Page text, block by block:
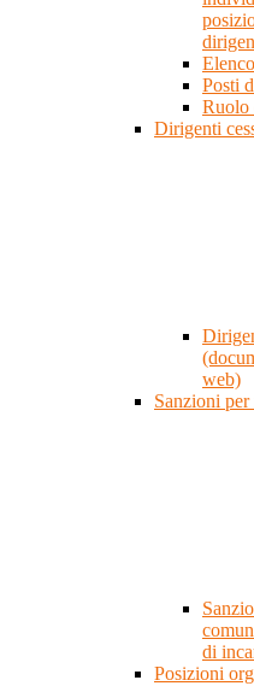
Posti
Ruolo
Dirigenti
web)
Sanzioni
di
Posizioni